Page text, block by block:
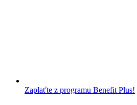
Zaplaťte z programu Benefit Plus!